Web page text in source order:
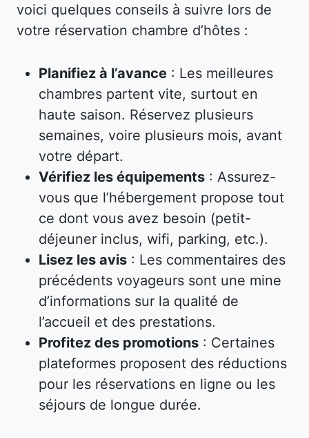
voici quelques conseils à suivre lors de
votre réservation chambre d’hôtes :
Planifiez à l’avance : Les meilleures
chambres partent vite, surtout en
haute saison. Réservez plusieurs
semaines, voire plusieurs mois, avant
votre départ.
Vérifiez les équipements : Assurez-
vous que l’hébergement propose tout
ce dont vous avez besoin (petit-
déjeuner inclus, wifi, parking, etc.).
Lisez les avis : Les commentaires des
précédents voyageurs sont une mine
d’informations sur la qualité de
l’accueil et des prestations.
Profitez des promotions : Certaines
plateformes proposent des réductions
pour les réservations en ligne ou les
séjours de longue durée.